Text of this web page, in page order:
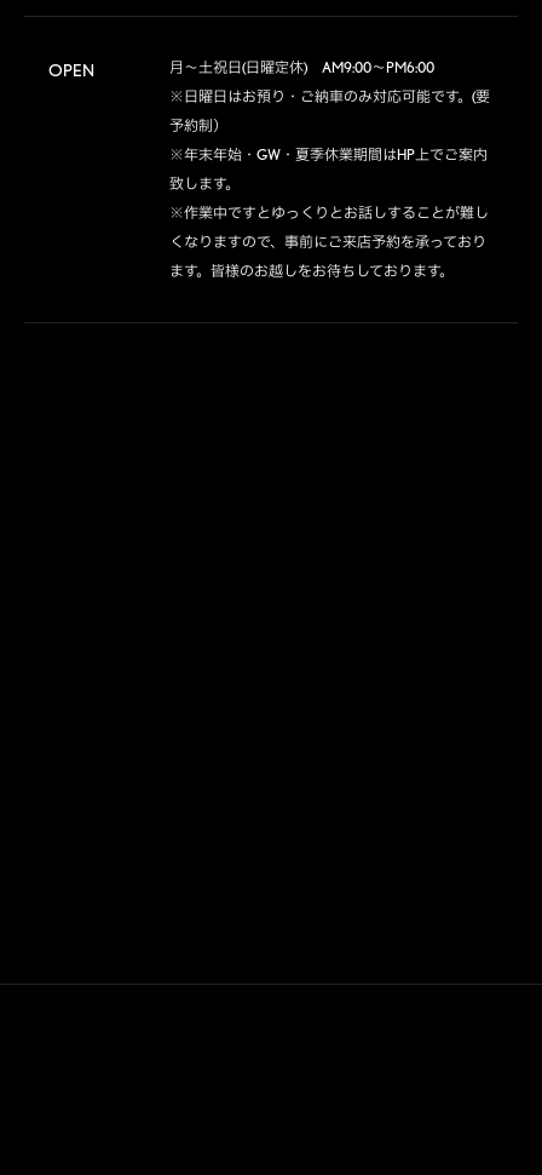
OPEN
月～土祝日(日曜定休)　AM9:00～PM6:00
※日曜日はお預り・ご納車のみ対応可能です。(要
予約制）
※年末年始・GW・夏季休業期間はHP上でご案内
致します。
※作業中ですとゆっくりとお話しすることが難し
くなりますので、事前にご来店予約を承っており
ます。皆様のお越しをお待ちしております。